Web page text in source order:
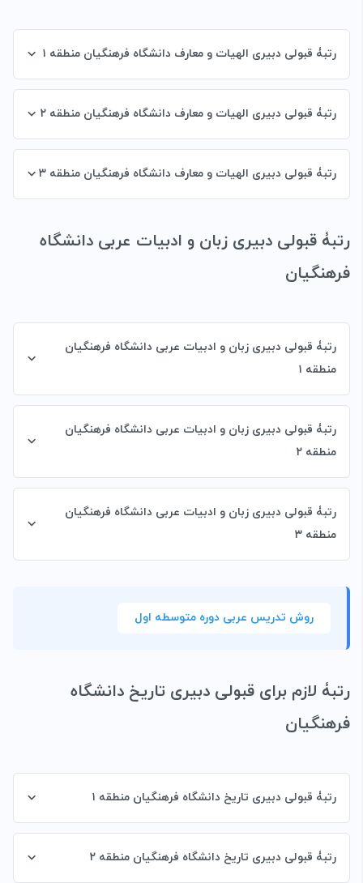
رتبۀ قبولی دبیری الهیات و معارف دانشگاه فرهنگیان منطقه ۱
رتبۀ قبولی دبیری الهیات و معارف دانشگاه فرهنگیان منطقه ۲
رتبۀ قبولی دبیری الهیات و معارف دانشگاه فرهنگیان منطقه ۳
رتبۀ قبولی دبیری زبان و ادبیات عربی دانشگاه
فرهنگیان
رتبۀ قبولی دبیری زبان و ادبیات عربی دانشگاه فرهنگیان
منطقه ۱
رتبۀ قبولی دبیری زبان و ادبیات عربی دانشگاه فرهنگیان
منطقه ۲
رتبۀ قبولی دبیری زبان و ادبیات عربی دانشگاه فرهنگیان
منطقه ۳
روش تدریس عربی دوره متوسطه اول
رتبۀ لازم برای قبولی دبیری تاریخ دانشگاه
فرهنگیان
رتبۀ قبولی دبیری تاریخ دانشگاه فرهنگیان منطقه ۱
رتبۀ قبولی دبیری تاریخ دانشگاه فرهنگیان منطقه ۲